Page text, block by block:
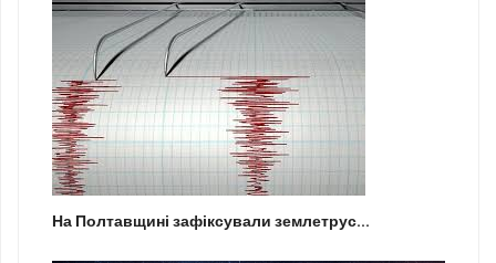
На Полтавщині зафіксували землетрус...